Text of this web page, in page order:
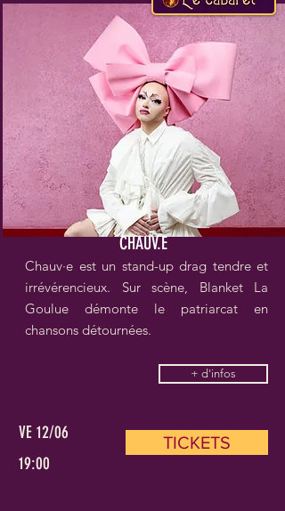
CHAUV.E
Chauv·e est un stand-up drag tendre et
irrévérencieux. Sur scène, Blanket La
Goulue démonte le patriarcat en
chansons détournées.
+ d'infos
VE 12/06
19:00
TICKETS